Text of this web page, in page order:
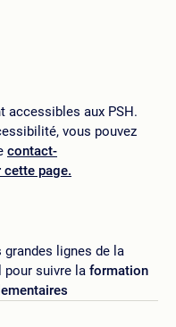
accessibles aux PSH.
vous pouvez
contact-
page.
lignes de la
suivre la formation